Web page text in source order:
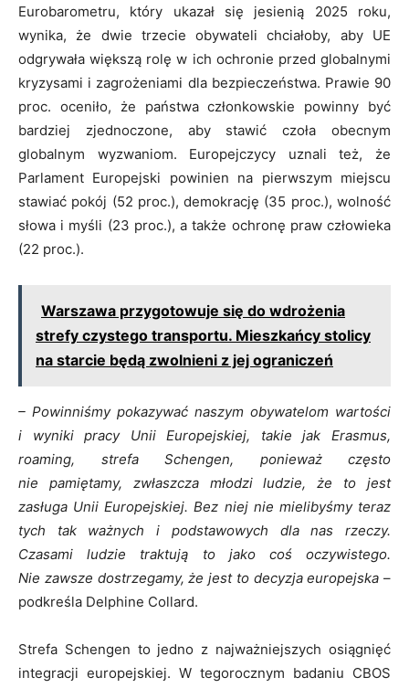
Eurobarometru, który ukazał się jesienią 2025 roku,
wynika, że dwie trzecie obywateli chciałoby, aby UE
odgrywała większą rolę w ich ochronie przed globalnymi
kryzysami i zagrożeniami dla bezpieczeństwa. Prawie 90
proc. oceniło, że państwa członkowskie powinny być
bardziej zjednoczone, aby stawić czoła obecnym
globalnym wyzwaniom. Europejczycy uznali też, że
Parlament Europejski powinien na pierwszym miejscu
stawiać pokój (52 proc.), demokrację (35 proc.), wolność
słowa i myśli (23 proc.), a także ochronę praw człowieka
(22 proc.).
Warszawa przygotowuje się do wdrożenia
strefy czystego transportu. Mieszkańcy stolicy
na starcie będą zwolnieni z jej ograniczeń
– Powinniśmy pokazywać naszym obywatelom wartości
i wyniki pracy Unii Europejskiej, takie jak Erasmus,
roaming, strefa Schengen, ponieważ często
nie pamiętamy, zwłaszcza młodzi ludzie, że to jest
zasługa Unii Europejskiej. Bez niej nie mielibyśmy teraz
tych tak ważnych i podstawowych dla nas rzeczy.
Czasami ludzie traktują to jako coś oczywistego.
Nie zawsze dostrzegamy, że jest to decyzja europejska –
podkreśla Delphine Collard.
Strefa Schengen to jedno z najważniejszych osiągnięć
integracji europejskiej. W tegorocznym badaniu CBOS